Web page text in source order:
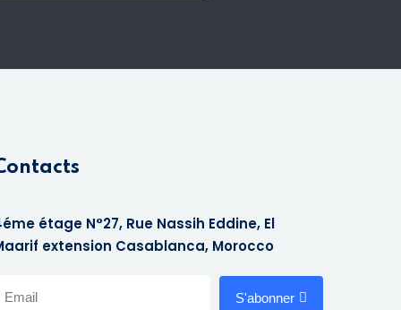
étage N°27, Rue Nassih Eddine, El
extension Casablanca, Morocco
S'abonner